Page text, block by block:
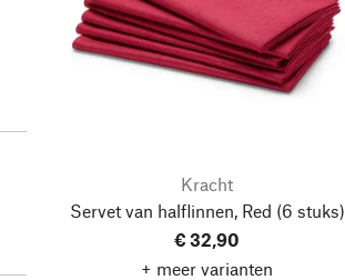
Kracht
Servet van halflinnen, Red (6 stuks)
€ 32,90
+ meer varianten